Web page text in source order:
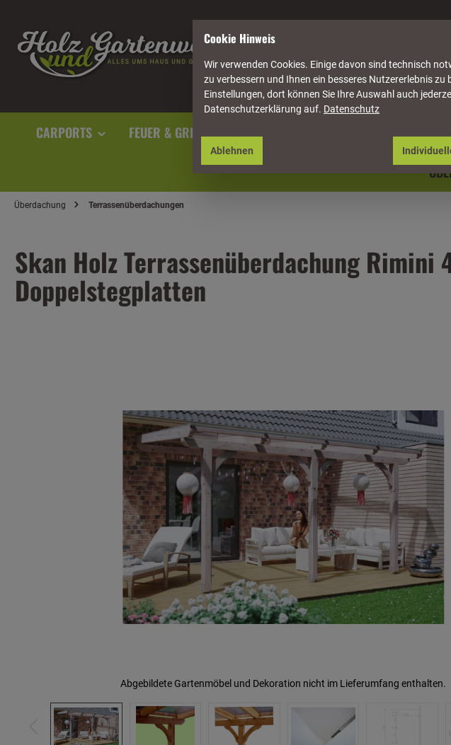
CARPORTS FEUER & GRILL GARTENAUSSTATTUNG HÄUSER &
Überdachung Terrassenüberdachungen
Skan Holz Terrassenüberdachung Rimini
Doppelstegplatten
Abgebildete Gartenmöbel und Dekoration nicht im Lieferumfang enthalten.
Cookie Hinweis
Wir verwenden Cookies. Einige davon sind technisch
zu verbessern und Ihnen ein besseres Nutzererlebnis
Einstellungen, dort können Sie Ihre Auswahl auch
Datenschutzerklärung auf. Datenschutz
Ablehnen